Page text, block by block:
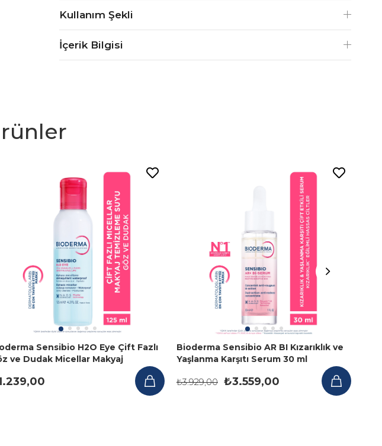
Kullanım Şekli
İçerik Bilgisi
Sensibio H2O Eye Çift Fazlı
ve Dudak Micellar Makyaj
Bioderma Sensibio AR BI Kızarıklık ve
Yaşlanma Karşıtı Serum 30 ml
₺3.559,00
₺3.929,00